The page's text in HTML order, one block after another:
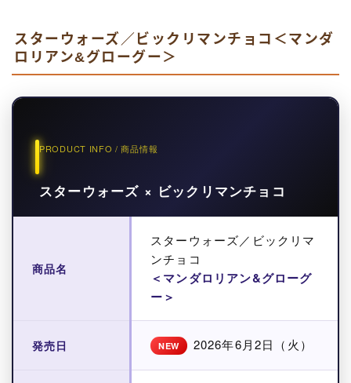
スターウォーズ／ビックリマンチョコ＜マンダ
ロリアン&グローグー＞
PRODUCT INFO / 商品情報
スターウォーズ × ビックリマンチョコ
商品名
スターウォーズ／ビックリマ
ンチョコ
＜マンダロリアン&グローグ
ー＞
発売日 NEW 2026年6月2日（火）